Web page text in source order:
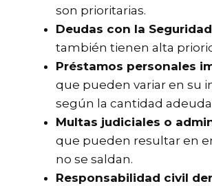
son prioritarias.
Deudas con la
también tienen alta
Préstamos personales
que pueden variar en su
según la cantidad
Multas judiciales o
que pueden resultar en
no se saldan.
Responsabilidad civil